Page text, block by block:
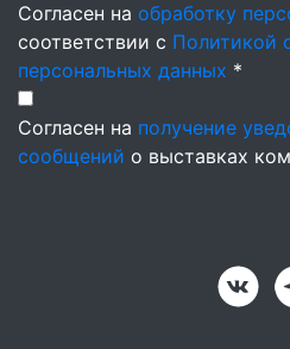
Согласен на обработку
соответствии с Политикой
персональных данных *
Согласен на получение
сообщений о выставках